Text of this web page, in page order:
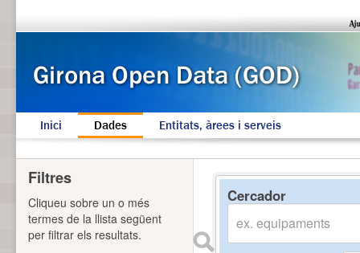
Inici Dades Entitats, àrees i serveis
Cercador
Filtres
Cliqueu sobre un o més
termes de la llista següent
per filtrar els resultats.